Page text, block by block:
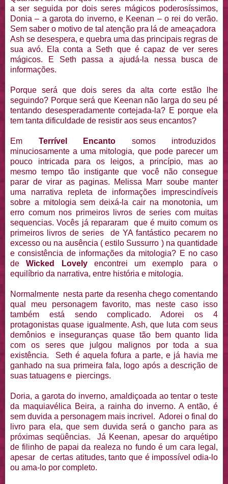
a ser seguida por dois seres mágicos poderosíssimos,
Donia – a garota do inverno, e Keenan – o rei do verão.
Sem saber o motivo de tal atenção pra lá de ameaçadora
Ash se desespera, e quebra uma das principais regras de
sua avó. Ela conta a Seth que é capaz de ver seres
mágicos. E Seth passa a ajudá-la nessa busca de
informações.
Porque será que dois seres da alta corte estão lhe
seguindo? Porque será que Keenan não larga do seu pé
tentando desesperadamente cortejada-la? E porque ela
tem tanta dificuldade de resistir aos seus encantos?
Em Terrível Encanto somos introduzidos
minuciosamente a uma mitologia, que pode parecer um
pouco intricada para os leigos, a princípio, mas ao
mesmo tempo tão instigante que você não consegue
parar de virar as paginas. Melissa Marr soube manter
uma narrativa repleta de informações imprescindíveis
sobre a mitologia sem deixá-la cair na monotonia, um
erro comum nos primeiros livros de series com muitas
sequencias. Vocês já repararam que é muito comum os
primeiros livros de series de YA fantástico pecarem no
excesso ou na ausência ( estilo Sussurro ) na quantidade
e consistência de informações da mitologia? E no caso
deWicked Lovelyencontrei um exemplo para o
equilíbrio da narrativa, entre história e mitologia.
Normalmente nesta parte da resenha chego comentando
qual meu personagem favorito, mas neste caso isso
também está sendo complicado. Adorei os 4
protagonistas quase igualmente. Ash, que luta com seus
demônios e inseguranças quase tão bem quanto lida
com os seres que julgou malignos por toda a sua
existência. Seth é aquela fofura a parte, e já havia me
ganhado na sua primeira fala, logo após a descrição de
suas tatuagens e piercings.
Doria, a garota do inverno, amaldiçoada ao tentar o teste
da maquiavélica Beira, a rainha do inverno. A então, é
sem duvida a personagem mais incrivel. Adorei o final do
livro para ela, que sem duvida será o gancho para as
próximas seqüências. Já Keenan, apesar do arquétipo
de filinho de papai da realeza no fundo é um cara legal,
apesar de certas atitudes, tanto que é impossível odia-lo
ou ama-lo por completo.